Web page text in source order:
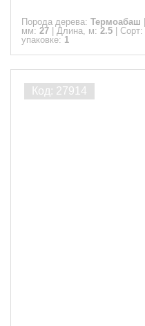
Порода дерева: Термоабаш
мм: 27 Длина, м: 2.5 Сорт:
упаковке: 1